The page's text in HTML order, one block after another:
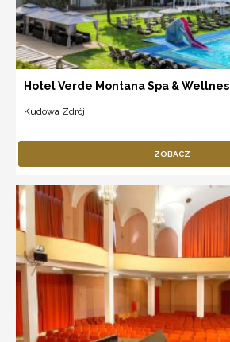
Hotel Verde Montana Spa & Wellnes
Kudowa Zdrój
ZOBACZ